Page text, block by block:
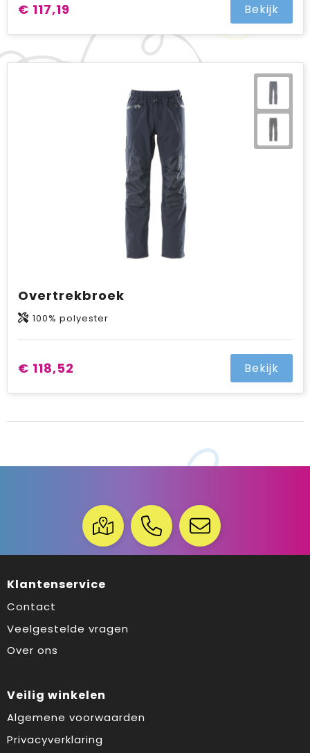
€ 117,19 Bekijk
Overtrekbroek
100% polyester
€ 118,52 Bekijk
Klantenservice
Contact
Veelgestelde vragen
Over ons
Veilig winkelen
Algemene voorwaarden
Privacyverklaring